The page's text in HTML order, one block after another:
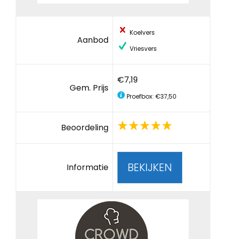
Aanbod
Koelvers
Vriesvers
Gem. Prijs
€7,19
Proefbox: €37,50
Beoordeling
Informatie BEKIJKEN